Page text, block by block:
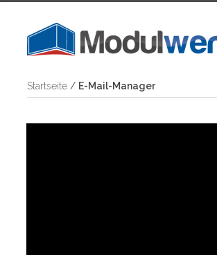
Startseite / E-Mail-Manager